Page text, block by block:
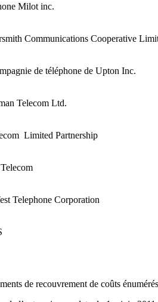
Milot inc.
Communications Cooperative
de téléphone de Upton Inc.
Telecom Ltd.
Limited Partnership
Telephone Corporation
de recouvrement de coûts